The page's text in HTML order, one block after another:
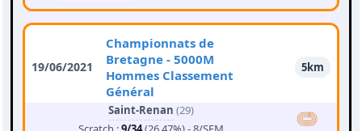
19/06/2021
Championnats de
Bretagne - 5000M
Hommes Classement
Général
5km
Saint-Renan (29)